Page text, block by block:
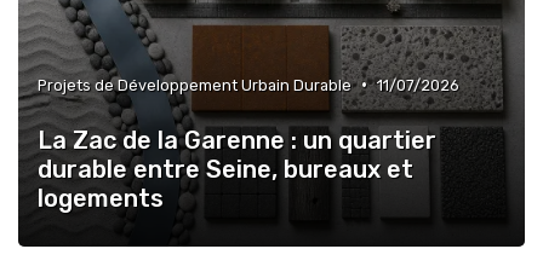
Projets de Développement Urbain Durable • 11/07/2026
La Zac de la Garenne : un quartier
durable entre Seine, bureaux et
logements